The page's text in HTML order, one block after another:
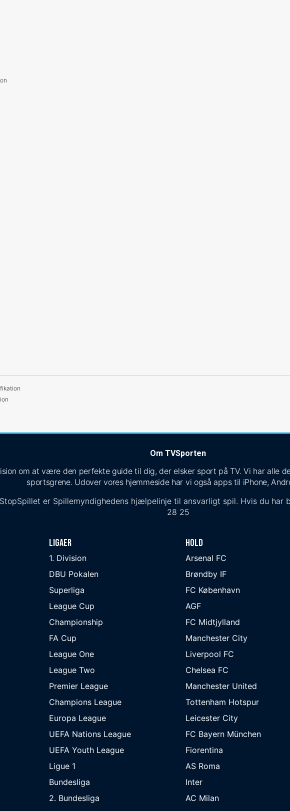
Om TVSporten
om at være den perfekte guide til dig, der elsker sport på TV. Vi har alle
sportsgrene. Udover vores hjemmeside har vi også apps til iPhone,
StopSpillet er Spillemyndighedens hjælpelinje til ansvarligt spil. Hvis du
28 25
Ligaer
1. Division
DBU Pokalen
Superliga
League Cup
Championship
FA Cup
League One
League Two
Premier League
Champions League
Europa League
UEFA Nations League
UEFA Youth League
Ligue 1
Bundesliga
2. Bundesliga
Hold
Arsenal FC
Brøndby IF
FC København
AGF
FC Midtjylland
Manchester City
Liverpool FC
Chelsea FC
Manchester United
Tottenham Hotspur
Leicester City
FC Bayern München
Fiorentina
AS Roma
Inter
AC Milan